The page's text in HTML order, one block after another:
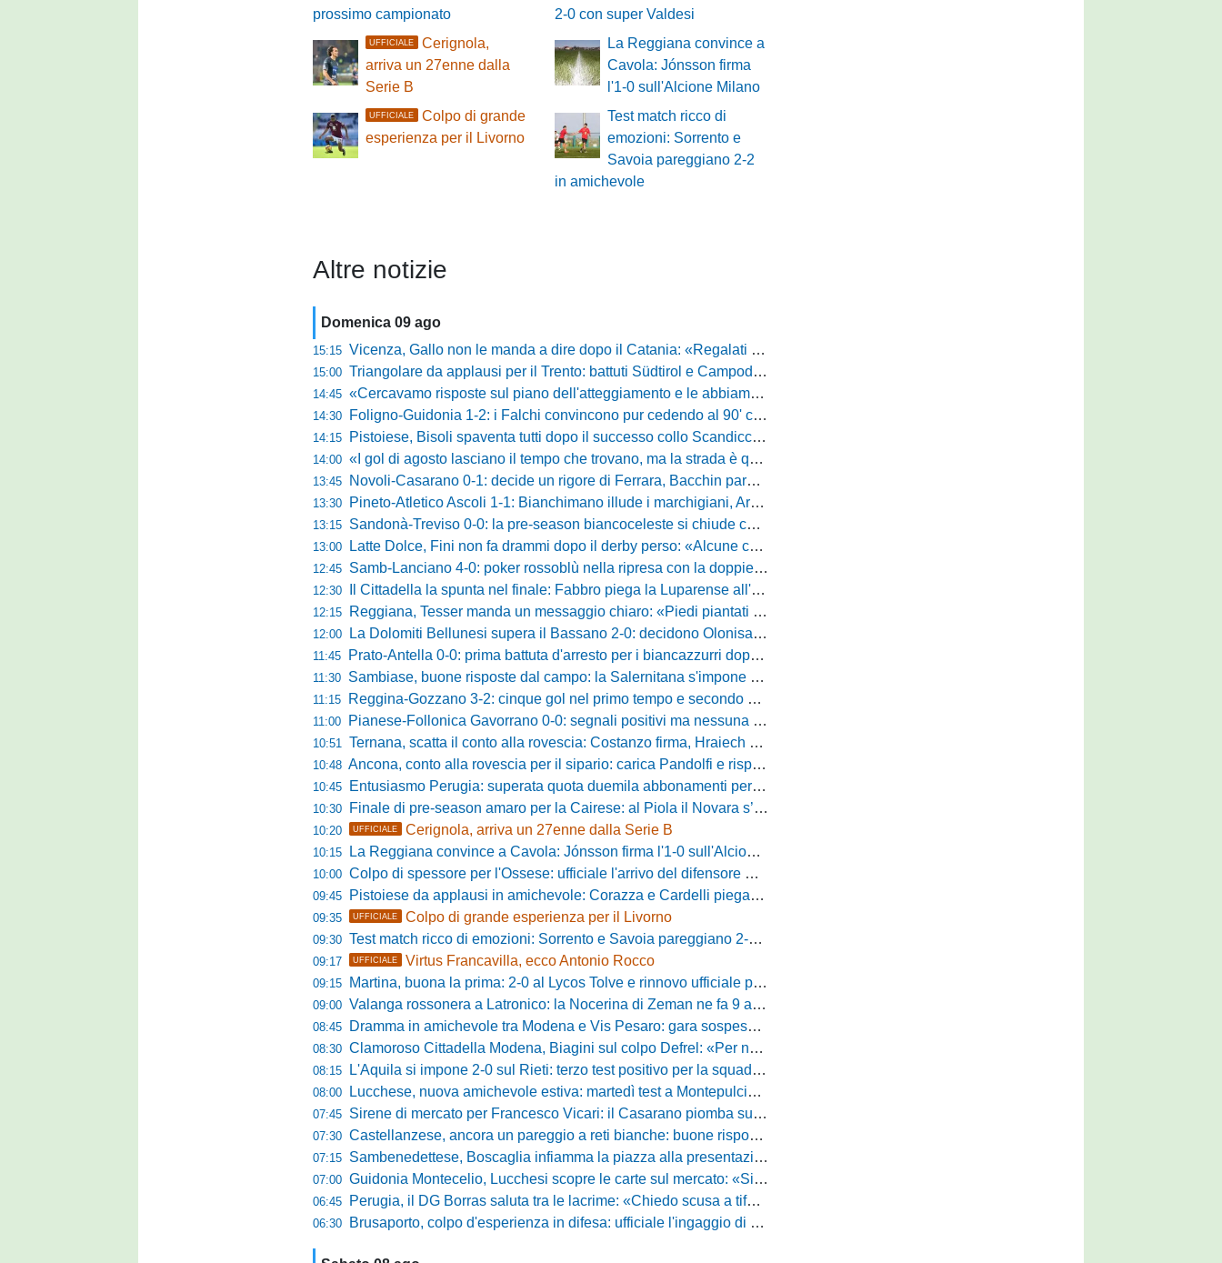
prossimo campionato
2-0 con super Valdesi
UFFICIALE
Cerignola,
arriva un 27enne dalla
Serie B
La Reggiana convince a
Cavola: Jónsson firma
l'1-0 sull'Alcione Milano
UFFICIALE
Colpo di grande
esperienza per il Livorno
Test match ricco di
emozioni: Sorrento e
Savoia pareggiano 2-2
in amichevole
Altre notizie
Domenica 09 ago
15:15 Vicenza, Gallo non le manda a dire dopo il Catania: «Regalati troppi palloni, Claiton ha calciato un pessimo rigore»
15:00 Triangolare da applausi per il Trento: battuti Südtirol e Campodarsego, Tabbiani sorride
14:45 «Cercavamo risposte sul piano dell'atteggiamento e le abbiamo avute»: Bernardini promuove i suoi e lancia la sfida al Taranto
14:30 Foligno-Guidonia 1-2: i Falchi convincono pur cedendo al 90' contro i laziali
14:15 Pistoiese, Bisoli spaventa tutti dopo il successo collo Scandicci: «Non possiamo fare un secondo tempo così, solo una cosa viene prima di questa maglia»
14:00 «I gol di agosto lasciano il tempo che trovano, ma la strada è quella giusta»: Alma fa volare la Reggina e carica l'ambiente
13:45 Novoli-Casarano 0-1: decide un rigore di Ferrara, Bacchin para un penalty nel primo tempo
13:30 Pineto-Atletico Ascoli 1-1: Bianchimano illude i marchigiani, Ardizzone salva i biancazzurri nel finale
13:15 Sandonà-Treviso 0-0: la pre-season biancoceleste si chiude con un pareggio senza reti
13:00 Latte Dolce, Fini non fa drammi dopo il derby perso: «Alcune cose non mi sono piaciute, ma siamo sulla strada giusta»
12:45 Samb-Lanciano 4-0: poker rossoblù nella ripresa con la doppietta di Faggioli e i gol di Candellori e Perrotta
12:30 Il Cittadella la spunta nel finale: Fabbro piega la Luparense all'88'
12:15 Reggiana, Tesser manda un messaggio chiaro: «Piedi piantati a terra, ma la crescita è evidente»
12:00 La Dolomiti Bellunesi supera il Bassano 2-0: decidono Olonisakin e Mondonico
11:45 Prato-Antella 0-0: prima battuta d'arresto per i biancazzurri dopo tre successi
11:30 Sambiase, buone risposte dal campo: la Salernitana s'impone di misura 2-1
11:15 Reggina-Gozzano 3-2: cinque gol nel primo tempo e secondo successo per la squadra di Marchionni
11:00 Pianese-Follonica Gavorrano 0-0: segnali positivi ma nessuna rete nell'ultimo collaudo
10:51 Ternana, scatta il conto alla rovescia: Costanzo firma, Hraiech vicino e nel pomeriggio c'è l'amichevole
10:48 Ancona, conto alla rovescia per il sipario: carica Pandolfi e risposta da record degli abbonati
10:45 Entusiasmo Perugia: superata quota duemila abbonamenti per il prossimo campionato
10:30 Finale di pre-season amaro per la Cairese: al Piola il Novara s’impone 2-0 con super Valdesi
10:20 UFFICIALE Cerignola, arriva un 27enne dalla Serie B
10:15 La Reggiana convince a Cavola: Jónsson firma l'1-0 sull'Alcione Milano
10:00 Colpo di spessore per l'Ossese: ufficiale l'arrivo del difensore Riccardo Idda
09:45 Pistoiese da applausi in amichevole: Corazza e Cardelli piegano lo Scandicci per 1-0
09:35 UFFICIALE Colpo di grande esperienza per il Livorno
09:30 Test match ricco di emozioni: Sorrento e Savoia pareggiano 2-2 in amichevole
09:17 UFFICIALE Virtus Francavilla, ecco Antonio Rocco
09:15 Martina, buona la prima: 2-0 al Lycos Tolve e rinnovo ufficiale per Llanos
09:00 Valanga rossonera a Latronico: la Nocerina di Zeman ne fa 9 all'Atletico Agromonte
08:45 Dramma in amichevole tra Modena e Vis Pesaro: gara sospesa per il grave infortunio di Sersanti
08:30 Clamoroso Cittadella Modena, Biagini sul colpo Defrel: «Per noi rappresenta un sogno, a volte si realizzano»
08:15 L'Aquila si impone 2-0 sul Rieti: terzo test positivo per la squadra di Andreucci
08:00 Lucchese, nuova amichevole estiva: martedì test a Montepulciano contro il Taranto
07:45 Sirene di mercato per Francesco Vicari: il Casarano piomba sul difensore del Bari
07:30 Castellanzese, ancora un pareggio a reti bianche: buone risposte per Bolzoni col Club Milano
07:15 Sambenedettese, Boscaglia infiamma la piazza alla presentazione: «Senza di voi non saremmo nulla, vi promettiamo lavoro e maglia sudata»
07:00 Guidonia Montecelio, Lucchesi scopre le carte sul mercato: «Siamo contenti del lavoro fatto, puntiamo dritti ai playoff»
06:45 Perugia, il DG Borras saluta tra le lacrime: «Chiedo scusa a tifosi e famiglia, Faroni ha perso tantissimi soldi»
06:30 Brusaporto, colpo d'esperienza in difesa: ufficiale l'ingaggio di Manuel Daffara